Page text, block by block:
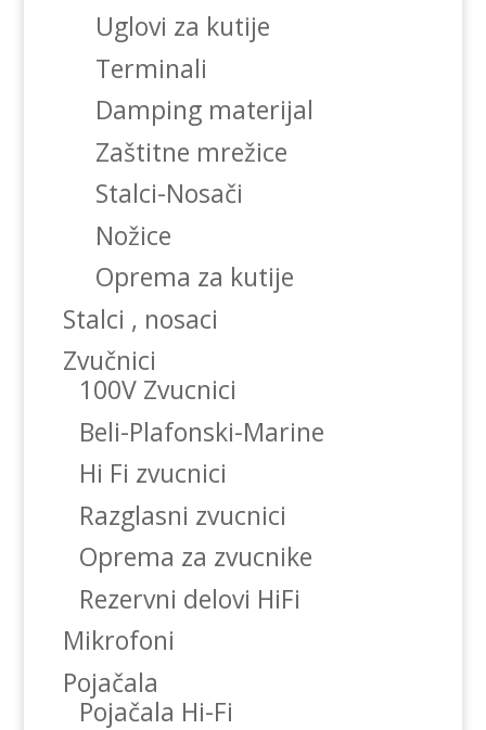
Uglovi za kutije
Terminali
Damping materijal
Zaštitne mrežice
Stalci-Nosači
Nožice
Oprema za kutije
Stalci , nosaci
Zvučnici
100V Zvucnici
Beli-Plafonski-Marine
Hi Fi zvucnici
Razglasni zvucnici
Oprema za zvucnike
Rezervni delovi HiFi
Mikrofoni
Pojačala
Pojačala Hi-Fi